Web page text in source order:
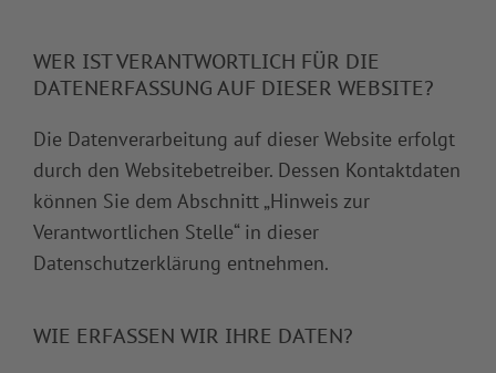
WER IST VERANTWORTLICH FÜR DIE
DATENERFASSUNG AUF DIESER WEBSITE?
Die Datenverarbeitung auf dieser Website erfolgt
durch den Websitebetreiber. Dessen Kontaktdaten
können Sie dem Abschnitt „Hinweis zur
Verantwortlichen Stelle“ in dieser
Datenschutzerklärung entnehmen.
WIE ERFASSEN WIR IHRE DATEN?